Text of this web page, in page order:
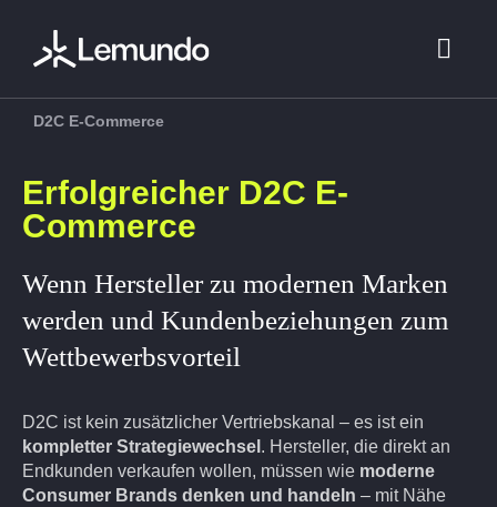
springen
Beratung
Marketing
Über uns
D2C E-Commerce
Erfolgreicher D2C E-
Commerce
Wenn Hersteller zu modernen Marken
werden und Kundenbeziehungen zum
Wettbewerbsvorteil
D2C ist kein zusätzlicher Vertriebskanal – es ist ein
kompletter Strategiewechsel . Hersteller, die direkt an
Endkunden verkaufen wollen, müssen wie moderne
Consumer Brands denken und handeln – mit Nähe